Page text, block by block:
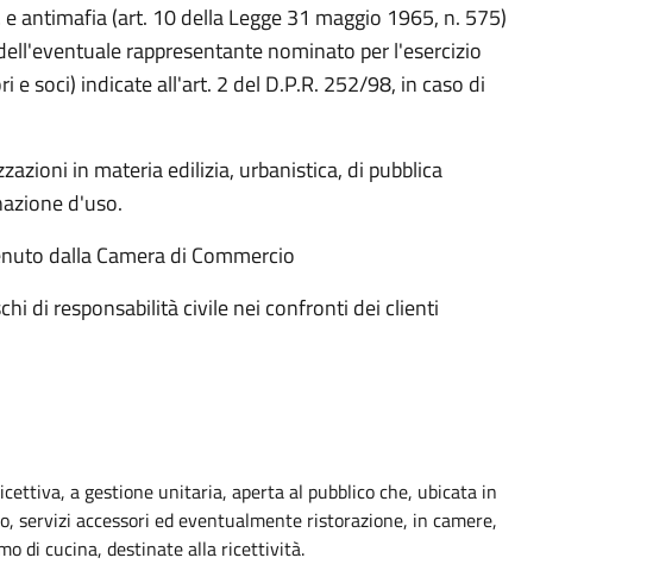
antimafia (art. 10 della Legge 31 maggio 1965, n. 575)
rappresentante nominato per l'esercizio
soci) indicate all'art. 2 del D.P.R. 252/98, in caso di
in materia edilizia, urbanistica, di pubblica
d'uso.
dalla Camera di Commercio
di responsabilità civile nei confronti dei clienti
a gestione unitaria, aperta al pubblico che, ubicata in
servizi accessori ed eventualmente ristorazione, in camere,
di cucina, destinate alla ricettività.